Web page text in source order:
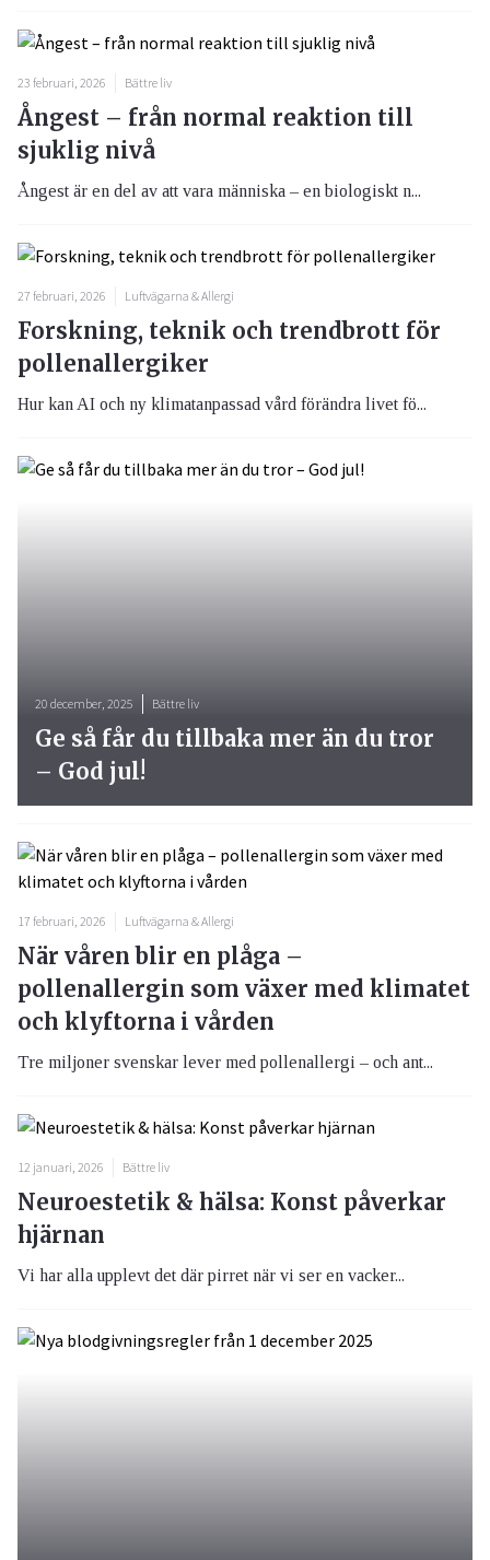
23 februari, 2026 Bättre liv
Ångest – från normal reaktion till
sjuklig nivå
Ångest är en del av att vara människa – en biologiskt n...
27 februari, 2026 Luftvägarna & Allergi
Forskning, teknik och trendbrott för
pollenallergiker
Hur kan AI och ny klimatanpassad vård förändra livet fö...
17 februari, 2026 Luftvägarna & Allergi
När våren blir en plåga –
pollenallergin som växer med klimatet
och klyftorna i vården
Tre miljoner svenskar lever med pollenallergi – och ant...
12 januari, 2026 Bättre liv
Neuroestetik & hälsa: Konst påverkar
hjärnan
Vi har alla upplevt det där pirret när vi ser en vacker...
20 december, 2025 Bättre liv
Ge så får du tillbaka mer än du tror
– God jul!